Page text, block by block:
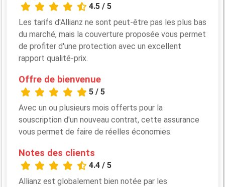
4.5 / 5
Les tarifs d'Allianz ne sont peut-être pas les plus bas
du marché, mais la couverture proposée vous permet
de profiter d'une protection avec un excellent
rapport qualité-prix.
Offre de bienvenue
5 / 5
Avec un ou plusieurs mois offerts pour la
souscription d'un nouveau contrat, cette assurance
vous permet de faire de réelles économies.
Notes des clients
4.4 / 5
Allianz est globalement bien notée par les